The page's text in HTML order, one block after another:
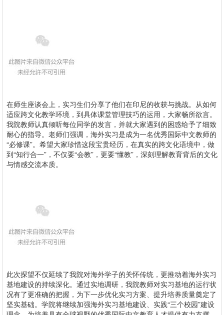
在师生座谈会上，实习生们分享了他们在印尼的收获与挑战。从如何
适应跨文化教学环境，到具体课堂管理技巧的运用，大家畅所欲言。
我院教师认真倾听每位同学的发言，并就大家遇到的困惑给予了细致
耐心的指导。老师们强调，海外实习是成为一名优秀国际中文教师的
“必修课”。希望大家珍惜这段宝贵经历，在真实的跨文化语境中，做
到“知行合一”，不仅要“会教”，更要“懂教”，深刻理解教育背后的文化
与情感交流本质。
此次探望不仅延续了我院对海外学子的关怀传统，更推动着海外实习
基地建设的持续深化。通过实地调研，我院教师对实习基地的运行状
况有了更准确的把握，为下一步优化实习方案、提升培养质量奠定了
坚实基础。学院将继续加强海外实习基地建设、实践“三个校园”建设